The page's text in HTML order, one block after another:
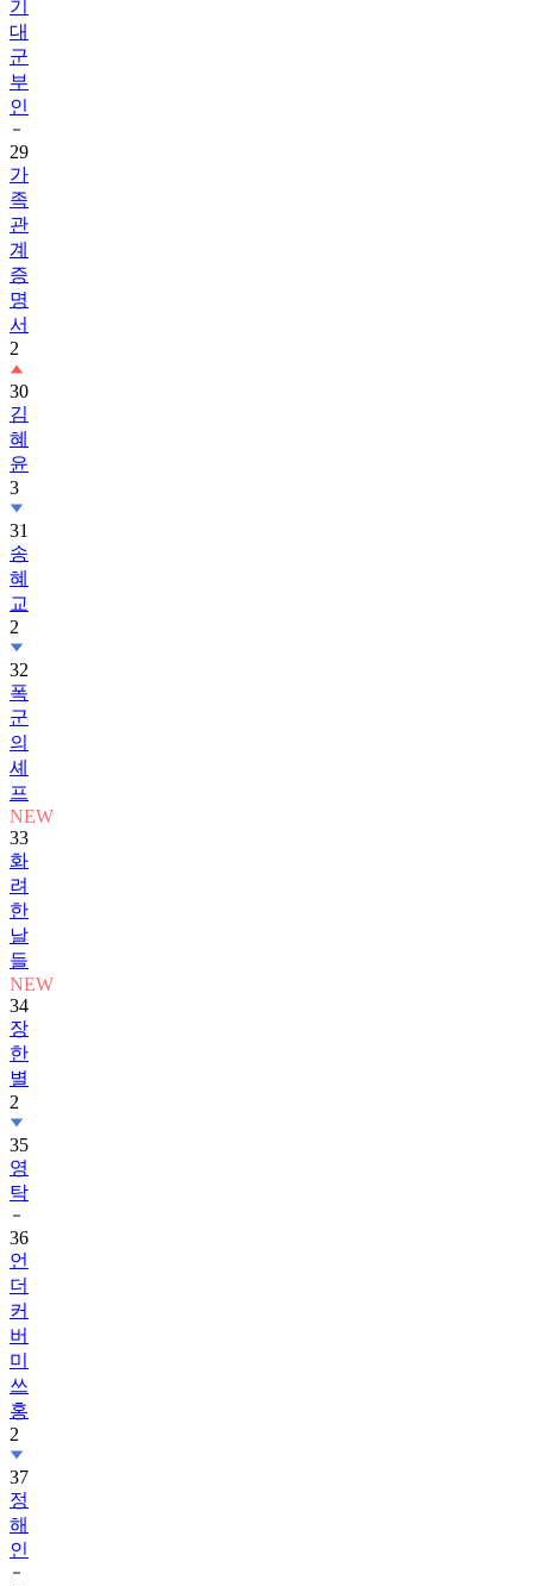
군
부
인
29
가
족
관
계
증
명
서
2
30
김
혜
윤
3
31
송
혜
교
2
32
폭
군
의
셰
프
NEW
33
화
려
한
날
들
NEW
34
장
한
별
2
35
영
탁
36
언
더
커
버
미
쓰
홍
2
37
정
해
인
38
김